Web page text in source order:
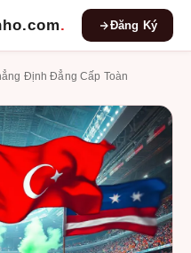
. Đăng Ký
Định Đẳng Cấp Toàn